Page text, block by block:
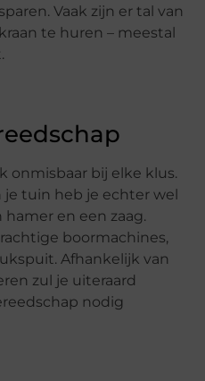
Vaak zijn er tal van
te huren – meestal
onmisbaar bij elke klus.
tuin heb je echter wel
en een zaag.
boormachines,
Afhankelijk van
zul je uiteraard
nodig